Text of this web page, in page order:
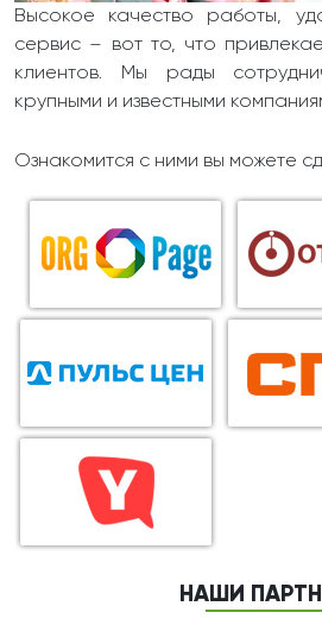
Высокое качество работы,
сервис – вот то, что
клиентов. Мы рады
крупными и известными
Ознакомится с ними вы можете
НАШИ